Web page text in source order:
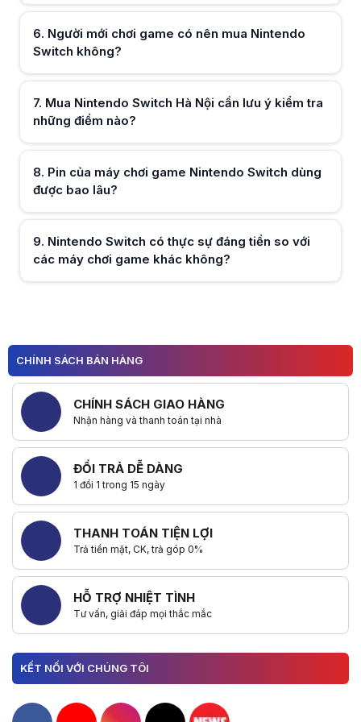
Hữu ích (0)
Hữu ích (0)
6. Người mới chơi game có nên mua Nintendo
Switch không?
7. Mua Nintendo Switch Hà Nội cần lưu ý kiểm tra
những điểm nào?
8. Pin của máy chơi game Nintendo Switch dùng
được bao lâu?
9. Nintendo Switch có thực sự đáng tiền so với
các máy chơi game khác không?
Hữu ích (0)
CHÍNH SÁCH BÁN HÀNG
CHÍNH SÁCH GIAO HÀNG
Nhận hàng và thanh toán tại nhà
ĐỔI TRẢ DỄ DÀNG
1 đổi 1 trong 15 ngày
THANH TOÁN TIỆN LỢI
Trả tiền mặt, CK, trả góp 0%
HỖ TRỢ NHIỆT TÌNH
Tư vấn, giải đáp mọi thắc mắc
KẾT NỐI VỚI CHÚNG TÔI